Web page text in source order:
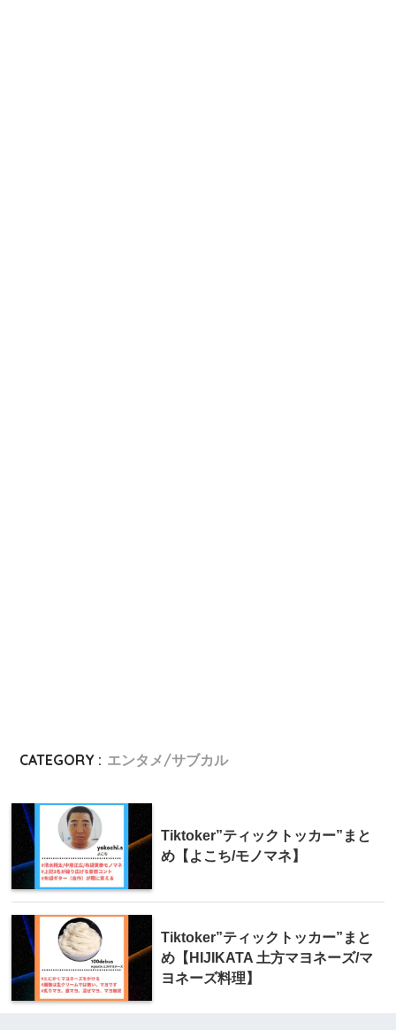
CATEGORY : エンタメ/サブカル
Tiktoker”ティックトッカー”まと
め【よこち/モノマネ】
Tiktoker”ティックトッカー”まと
め【HIJIKATA 土方マヨネーズ/マ
ヨネーズ料理】